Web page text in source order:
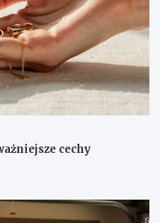
cechy